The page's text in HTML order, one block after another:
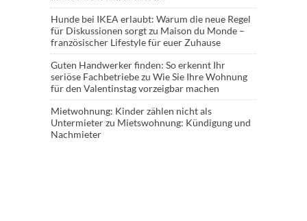
Hunde bei IKEA erlaubt: Warum die neue Regel
für Diskussionen sorgtzu Maison du Monde –
französischer Lifestyle für euer Zuhause
Guten Handwerker finden: So erkennt Ihr
seriöse Fachbetriebezu Wie Sie Ihre Wohnung
für den Valentinstag vorzeigbar machen
Mietwohnung: Kinder zählen nicht als
Untermieterzu Mietswohnung: Kündigung und
Nachmieter